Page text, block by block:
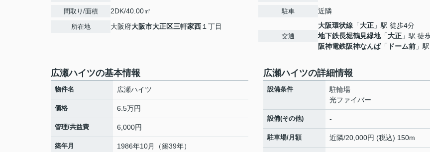
間取り/面積 2DK/40.00㎡
所在地 大阪府大阪市大正区三軒家西 １丁目
駐車 近隣
交通
大阪環状線 「大正 」駅 徒歩4分
地下鉄長堀鶴見緑地「大正 」駅 徒
阪神電鉄阪神なんば「 ドーム前 」
広瀬ハイツの基本情報
物件名 広瀬ハイツ
価格 6.5万円
管理/共益費 6,000円
築年月 1986年10月（築39年）
広瀬ハイツの詳細情報
設備条件
駐輪場
光ファイバー
設備(その他) -
駐車場/月額 近隣/20,000円 (税込) 150m